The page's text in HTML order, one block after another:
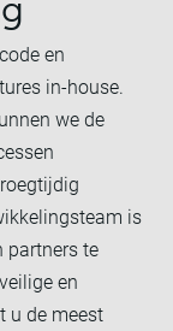
en
in-house.
we de
is
partners te
en
u de meest